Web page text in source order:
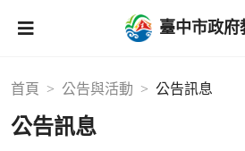
臺中市政府
首頁 公告與活動 公告訊息
公告訊息